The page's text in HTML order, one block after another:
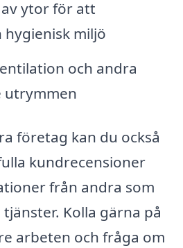
ytor för att
hygienisk miljö
och andra
utrymmen
företag kan du också
kundrecensioner
från andra som
Kolla gärna på
arbeten och fråga om